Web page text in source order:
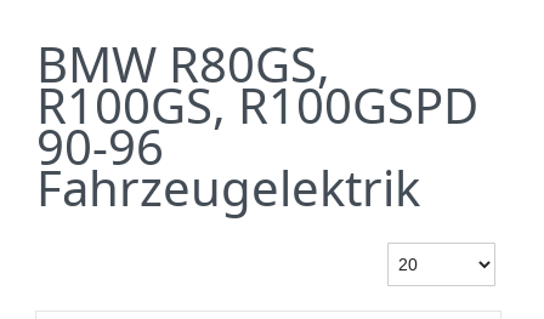
BMW R80GS,
R100GS, R100GSPD
90-96
Fahrzeugelektrik